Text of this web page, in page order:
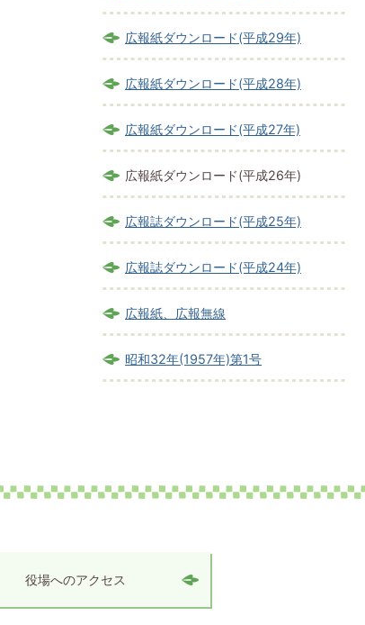
広報紙ダウンロード(平成29年)
広報紙ダウンロード(平成28年)
広報紙ダウンロード(平成27年)
広報紙ダウンロード(平成26年)
広報誌ダウンロード(平成25年)
広報誌ダウンロード(平成24年)
広報紙、広報無線
昭和32年(1957年)第1号
役場へのアクセス